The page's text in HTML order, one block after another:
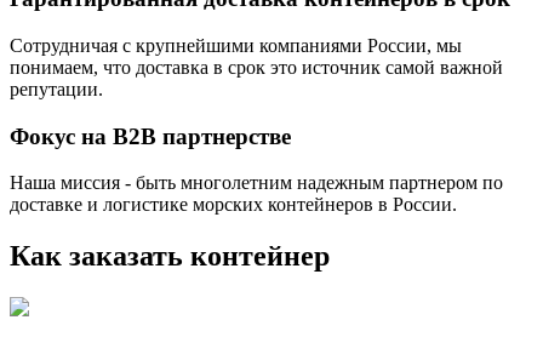
Сотрудничая с крупнейшими компаниями России, мы
понимаем, что доставка в срок это источник самой важной
репутации.
Фокус на B2B партнерстве
Наша миссия - быть многолетним надежным партнером по
доставке и логистике морских контейнеров в России.
Как заказать контейнер